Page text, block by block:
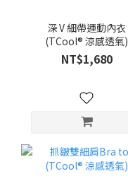
深 V 細帶運動內衣
(TCool® 涼感透氣)
NT$1,680